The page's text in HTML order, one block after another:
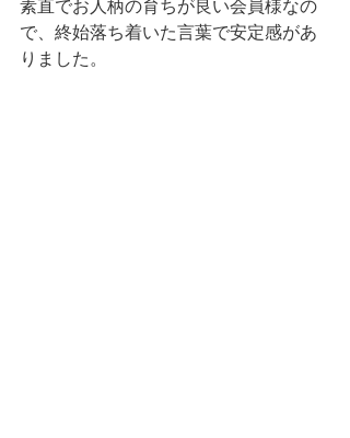
素直でお人柄の育ちが良い会員様なの
で、終始落ち着いた言葉で安定感があ
りました。